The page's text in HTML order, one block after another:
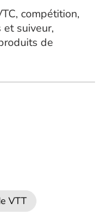
compétition,
et suiveur,
de
VTT